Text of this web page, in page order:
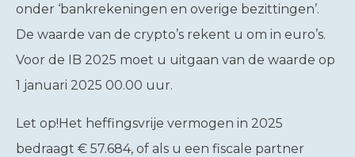
onder ‘bankrekeningen en overige bezittingen’.
De waarde van de crypto’s rekent u om in euro’s.
Voor de IB 2025 moet u uitgaan van de waarde op
1 januari 2025 00.00 uur.
Let op!Het heffingsvrije vermogen in 2025
bedraagt € 57.684, of als u een fiscale partner